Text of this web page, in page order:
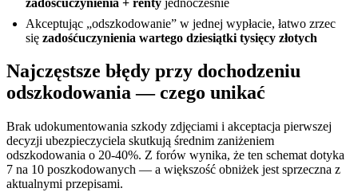
Akceptując „odszkodowanie” w jednej wypłacie, łatwo zrzec
się zadośćuczynienia wartego dziesiątki tysięcy złotych
Najczęstsze błędy przy dochodzeniu
odszkodowania — czego unikać
Brak udokumentowania szkody zdjęciami i akceptacja pierwszej
decyzji ubezpieczyciela skutkują średnim zaniżeniem
odszkodowania o 20-40%. Z forów wynika, że ten schemat dotyka
7 na 10 poszkodowanych — a większość obniżek jest sprzeczna z
aktualnymi przepisami.